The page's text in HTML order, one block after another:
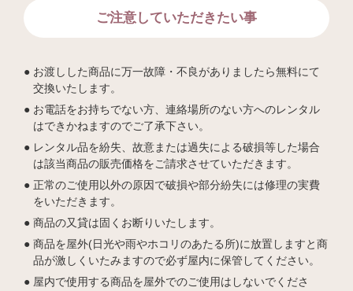
ご注意していただきたい事
お渡しした商品に万一故障・不良がありましたら無料にて
交換いたします。
お電話をお持ちでない方、連絡場所のない方へのレンタル
はできかねますのでご了承下さい。
レンタル品を紛失、故意または過失による破損等した場合
は該当商品の販売価格をご請求させていただきます。
正常のご使用以外の原因で破損や部分紛失には修理の実費
をいただきます。
商品の又貸は固くお断りいたします。
商品を屋外(日光や雨やホコリのあたる所)に放置しますと商
品が激しくいたみますので必ず屋内に保管してください。
屋内で使用する商品を屋外でのご使用はしないでくださ